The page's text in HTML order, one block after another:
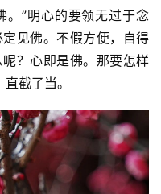
册
。”明心的要领无过于念
见佛。不假方便，自得
？心即是佛。那要怎样
截了当。